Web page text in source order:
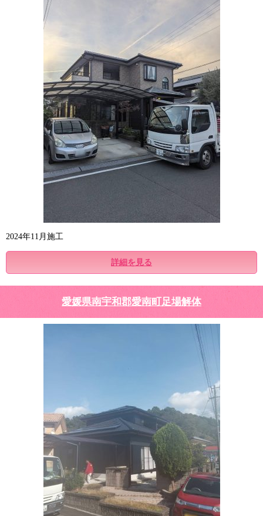
2024年11月施工
詳細を見る
愛媛県南宇和郡愛南町足場解体